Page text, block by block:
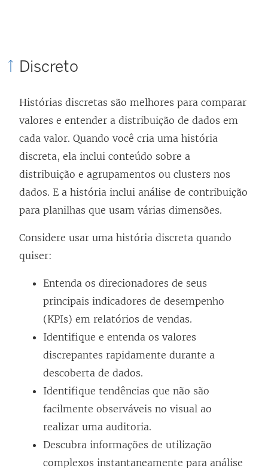
Discreto
Histórias discretas são melhores para comparar
valores e entender a distribuição de dados em
cada valor. Quando você cria uma história
discreta, ela inclui conteúdo sobre a
distribuição e agrupamentos ou clusters nos
dados. E a história inclui análise de contribuição
para planilhas que usam várias dimensões.
Considere usar uma história discreta quando
quiser:
Entenda os direcionadores de seus
principais indicadores de desempenho
(KPIs) em relatórios de vendas.
Identifique e entenda os valores
discrepantes rapidamente durante a
descoberta de dados.
Identifique tendências que não são
facilmente observáveis no visual ao
realizar uma auditoria.
Descubra informações de utilização
complexos instantaneamente para análise